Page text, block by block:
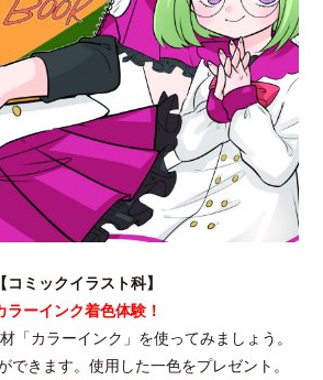
【コミックイラスト科】
ラーインク着色体験！
「カラーインク」を使ってみましょう。
できます。使用した一色をプレゼント。